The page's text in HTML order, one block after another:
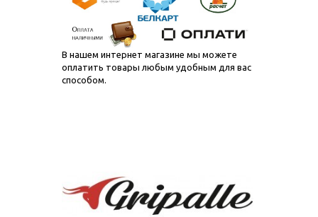
В нашем интернет магазине мы можете
оплатить товары любым удобным для вас
способом.